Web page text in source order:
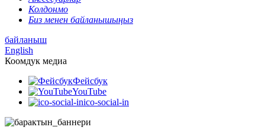
Колдонмо
Биз менен байланышыңыз
байланыш
English
Коомдук медиа
Фейсбук
YouTube
ico-social-in